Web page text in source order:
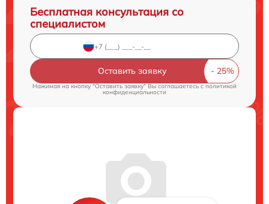
Бесплатная консультация со
специалистом
Оставить заявку
Нажимая на кнопку "Оставить заявку" Вы соглашаетесь c политикой
конфиденциальности